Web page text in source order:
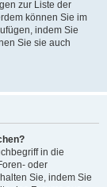
zur Liste der
können Sie im
indem Sie
Sie sie auch
in die
oder
Sie, indem Sie